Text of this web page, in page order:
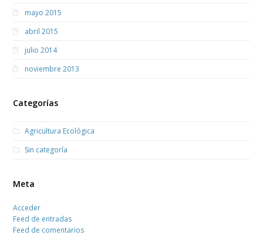
mayo 2015
abril 2015
julio 2014
noviembre 2013
Categorías
Agricultura Ecológica
Sin categoría
Meta
Acceder
Feed de entradas
Feed de comentarios